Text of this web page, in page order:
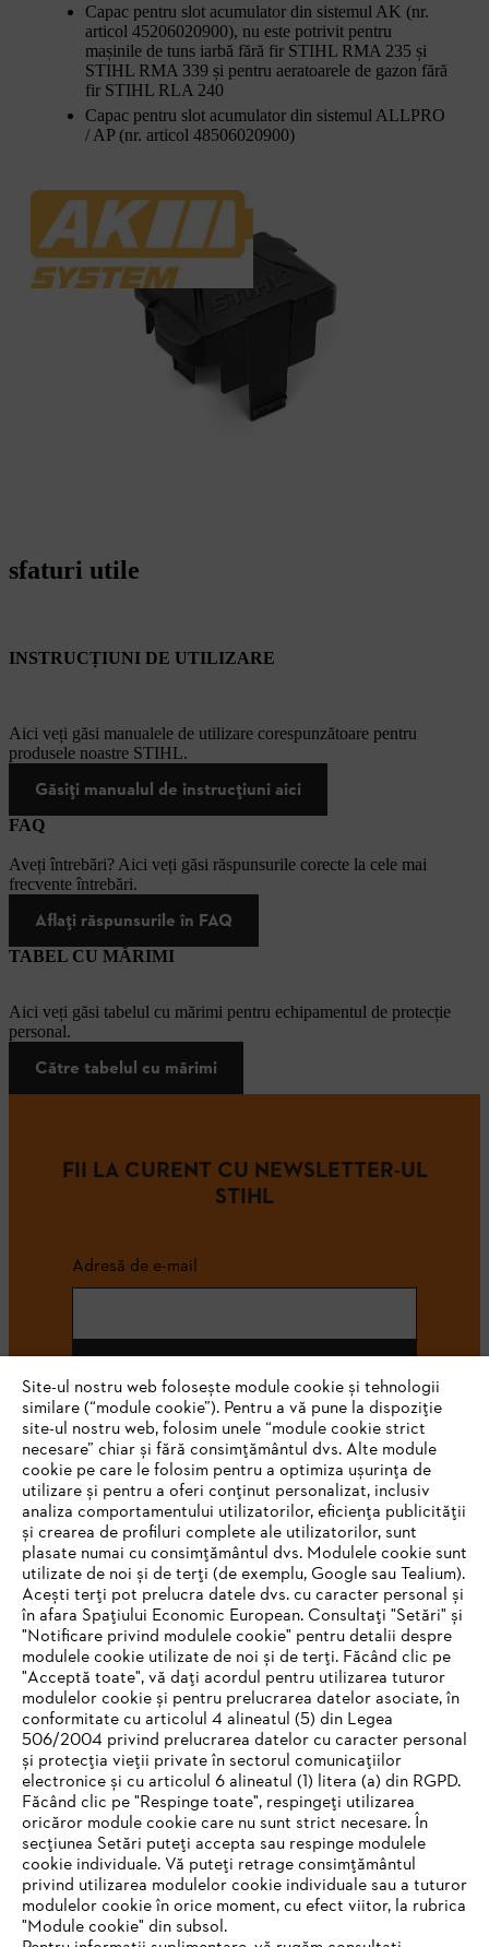
Capac pentru slot acumulator din sistemul AK (nr.
articol 45206020900), nu este potrivit pentru
mașinile de tuns iarbă fără fir STIHL RMA 235 și
STIHL RMA 339 și pentru aeratoarele de gazon fără
fir STIHL RLA 240
Capac pentru slot acumulator din sistemul ALLPRO
/ AP (nr. articol 48506020900)
sfaturi utile
INSTRUCȚIUNI DE UTILIZARE
Aici veți găsi manualele de utilizare corespunzătoare pentru
produsele noastre STIHL.
Găsiți manualul de instrucțiuni aici
FAQ
Aveți întrebări? Aici veți găsi răspunsurile corecte la cele mai
frecvente întrebări.
Aflați răspunsurile în FAQ
TABEL CU MĂRIMI
Aici veți găsi tabelul cu mărimi pentru echipamentul de protecție
personal.
Către tabelul cu mărimi
FII LA CURENT CU NEWSLETTER-UL
STIHL
Adresă de e-mail
#STIHL
STIHL Romania
Informaţii Utile
Politica de confidenţialitate Informare legală
IHR BROWSER WIRD NICHT
UNTERSTÜTZT
Sie nutzen einen Browser, den wir noch nicht unterstützen. Für
eine optimale Nutzung unserer Seite empfehlen wir Ihnen, zu
Site-ul nostru web folosește module cookie și tehnologii
similare (“module cookie”). Pentru a vă pune la dispoziție
site-ul nostru web, folosim unele “module cookie strict
necesare” chiar și fără consimțământul dvs. Alte module
cookie pe care le folosim pentru a optimiza ușurința de
utilizare și pentru a oferi conținut personalizat, inclusiv
analiza comportamentului utilizatorilor, eficiența publicității
și crearea de profiluri complete ale utilizatorilor, sunt
plasate numai cu consimțământul dvs. Modulele cookie sunt
utilizate de noi și de terți (de exemplu, Google sau Tealium).
Acești terți pot prelucra datele dvs. cu caracter personal și
în afara Spațiului Economic European. Consultați "Setări" și
"Notificare privind modulele cookie" pentru detalii despre
modulele cookie utilizate de noi și de terți. Făcând clic pe
"Acceptă toate", vă dați acordul pentru utilizarea tuturor
modulelor cookie și pentru prelucrarea datelor asociate, în
conformitate cu articolul 4 alineatul (5) din Legea
506/2004 privind prelucrarea datelor cu caracter personal
și protecția vieții private în sectorul comunicațiilor
electronice și cu articolul 6 alineatul (1) litera (a) din RGPD.
Făcând clic pe "Respinge toate", respingeți utilizarea
oricăror module cookie care nu sunt strict necesare. În
secțiunea Setări puteți accepta sau respinge modulele
cookie individuale. Vă puteți retrage consimțământul
privind utilizarea modulelor cookie individuale sau a tuturor
modulelor cookie în orice moment, cu efect viitor, la rubrica
"Module cookie" din subsol.